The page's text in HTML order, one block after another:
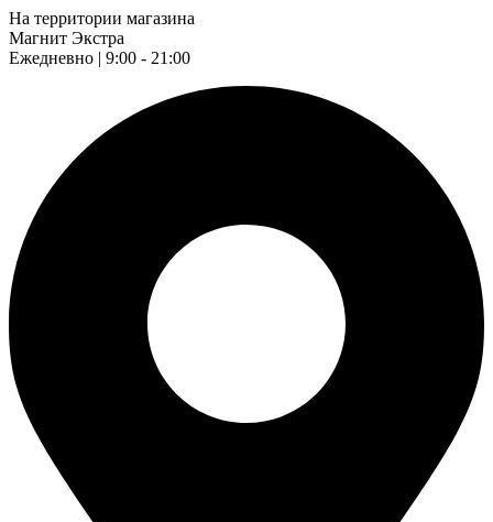
На территории магазина
Магнит Экстра
Ежедневно | 9:00 - 21:00